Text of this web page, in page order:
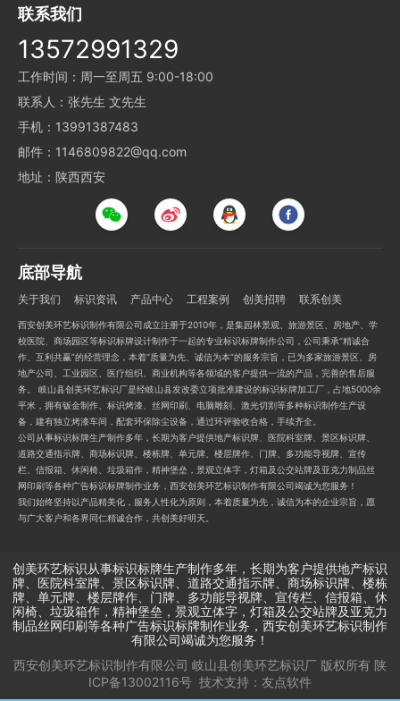
联系我们
13572991329
工作时间：周一至周五 9:00-18:00
联系人：张先生 文先生
手机：13991387483
邮件：1146809822@qq.com
地址：陕西西安
底部导航
关于我们 标识资讯 产品中心 工程案例 创美招聘 联系创美
西安创美环艺标识制作有限公司成立注册于2010年，是集园林景观、旅游景区、房地产、学
校医院、商场园区等标识标牌设计制作于一起的专业标识标牌制作公司，公司秉承“精诚合
作、互利共赢”的经营理念，本着“质量为先、诚信为本”的服务宗旨，已为多家旅游景区、房
地产公司、工业园区、医疗组织、商业机构等各领域的客户提供一流的产品，完善的售后服
务。 岐山县创美环艺标识厂是经岐山县发改委立项批准建设的标识标牌加工厂，占地5000余
平米，拥有钣金制作、标识烤漆、丝网印刷、电脑雕刻、激光切割等多种标识制作生产设
备，建有独立烤漆车间，配套环保除尘设备，通过环评验收合格，手续齐全。
公司从事标识标牌生产制作多年，长期为客户提供地产标识牌、医院科室牌、景区标识牌、
道路交通指示牌、商场标识牌、楼栋牌、单元牌、楼层牌作、门牌、多功能导视牌、宣传
栏、信报箱、休闲椅、垃圾箱作，精神堡垒，景观立体字，灯箱及公交站牌及亚克力制品丝
网印刷等各种广告标识标牌制作业务，西安创美环艺标识制作有限公司竭诚为您服务！
我们始终坚持以产品精美化，服务人性化为原则，本着质量为先，诚信为本的企业宗旨，愿
与广大客户和各界同仁精诚合作，共创美好明天。
创美环艺标识从事标识标牌生产制作多年，长期为客户提供地产标识
牌、医院科室牌、景区标识牌、道路交通指示牌、商场标识牌、楼栋
牌、单元牌、楼层牌作、门牌、多功能导视牌、宣传栏、信报箱、休
闲椅、垃圾箱作，精神堡垒，景观立体字，灯箱及公交站牌及亚克力
制品丝网印刷等各种广告标识标牌制作业务，西安创美环艺标识制作
有限公司竭诚为您服务！
西安创美环艺标识制作有限公司 岐山县创美环艺标识厂 版权所有 陕
ICP备13002116号 技术支持： 友点软件